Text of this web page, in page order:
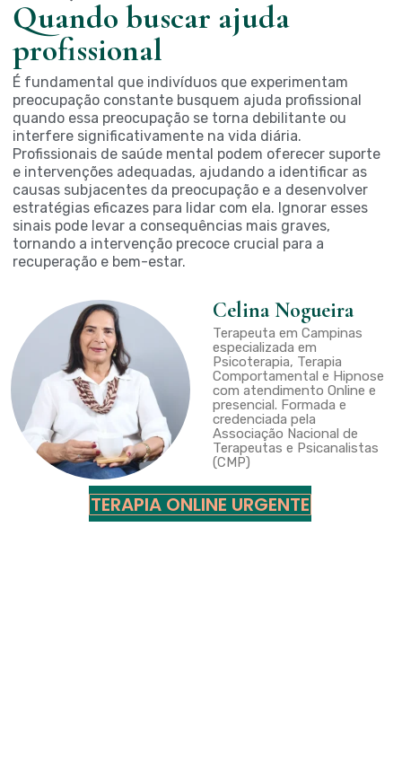
Quando buscar ajuda
profissional
É fundamental que indivíduos que experimentam
preocupação constante busquem ajuda profissional
quando essa preocupação se torna debilitante ou
interfere significativamente na vida diária.
Profissionais de saúde mental podem oferecer suporte
e intervenções adequadas, ajudando a identificar as
causas subjacentes da preocupação e a desenvolver
estratégias eficazes para lidar com ela. Ignorar esses
sinais pode levar a consequências mais graves,
tornando a intervenção precoce crucial para a
recuperação e bem-estar.
Celina Nogueira
Terapeuta em Campinas
especializada em
Psicoterapia, Terapia
Comportamental e Hipnose
com atendimento Online e
presencial. Formada e
credenciada pela
Associação Nacional de
Terapeutas e Psicanalistas
(CMP)
TERAPIA ONLINE URGENTE